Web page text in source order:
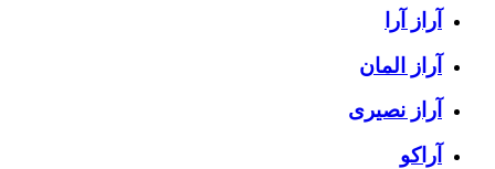
آراز آرا
آراز المان
آراز نصیری
آراکو